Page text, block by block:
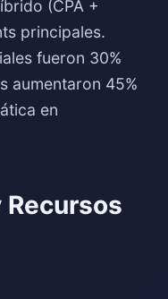
(CPA +
principales.
fueron 30%
aumentaron 45%
en